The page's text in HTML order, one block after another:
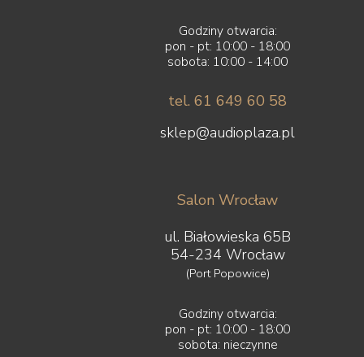
Godziny otwarcia:
pon - pt: 10:00 - 18:00
sobota: 10:00 - 14:00
tel. 61 649 60 58
sklep@audioplaza.pl
Salon Wrocław
ul. Białowieska 65B
54-234 Wrocław
(Port Popowice)
Godziny otwarcia:
pon - pt: 10:00 - 18:00
sobota: nieczynne